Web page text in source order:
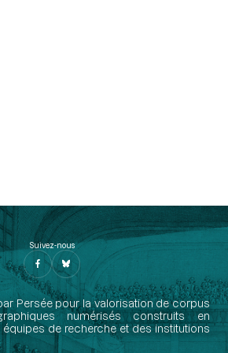
Suivez-nous
Persée pour la valorisation de corpus
numérisés construits en
de recherche et des institutions